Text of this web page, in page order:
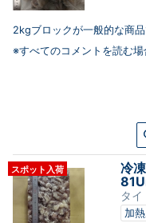
2kgブロックが一般的な商
※すべてのコメントを読む場
スポット入荷
冷
タイ
加